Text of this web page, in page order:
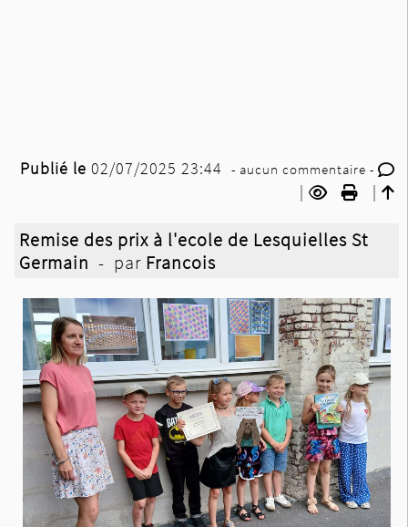
Publié le 02/07/2025 23:44 - aucun commentaire -
| |
Remise des prix à l'ecole de Lesquielles St
Germain - par Francois